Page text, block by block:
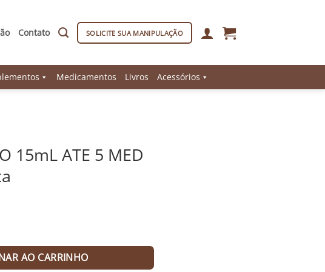
Contato SOLICITE SUA MANIPULAÇÃO
Medicamentos Livros Acessórios
15mL ATE 5 MED
5 MED - O Alquimista quantidade
AO CARRINHO